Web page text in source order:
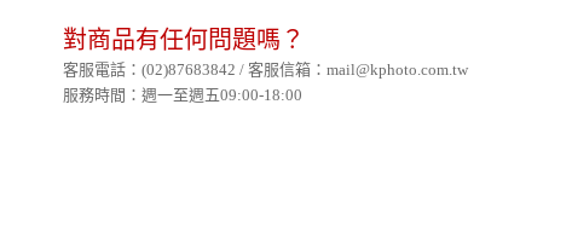
對商品有任何問題嗎？
客服電話：(02)87683842 / 客服信箱：mail@kphoto.com.tw
服務時間：週一至週五09:00-18:00